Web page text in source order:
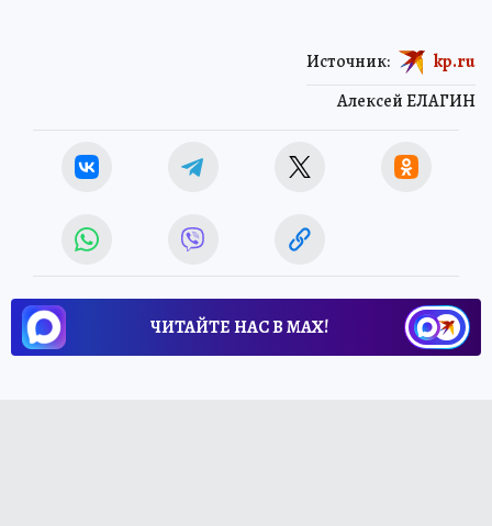
Алексей ЕЛАГИН
Источник: kp.ru
ЧИТАЙТЕ НАС В МАХ!